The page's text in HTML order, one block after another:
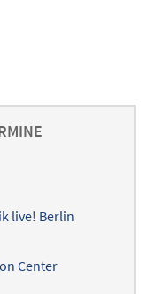
live! Berlin
Center